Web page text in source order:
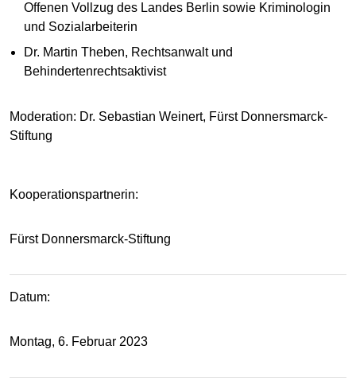
Offenen Vollzug des Landes Berlin sowie Kriminologin
und Sozialarbeiterin
Dr. Martin Theben, Rechtsanwalt und
Behindertenrechtsaktivist
Moderation: Dr. Sebastian Weinert, Fürst Donnersmarck-
Stiftung
Kooperationspartnerin:
Fürst Donnersmarck-Stiftung
Datum:
Montag, 6. Februar 2023